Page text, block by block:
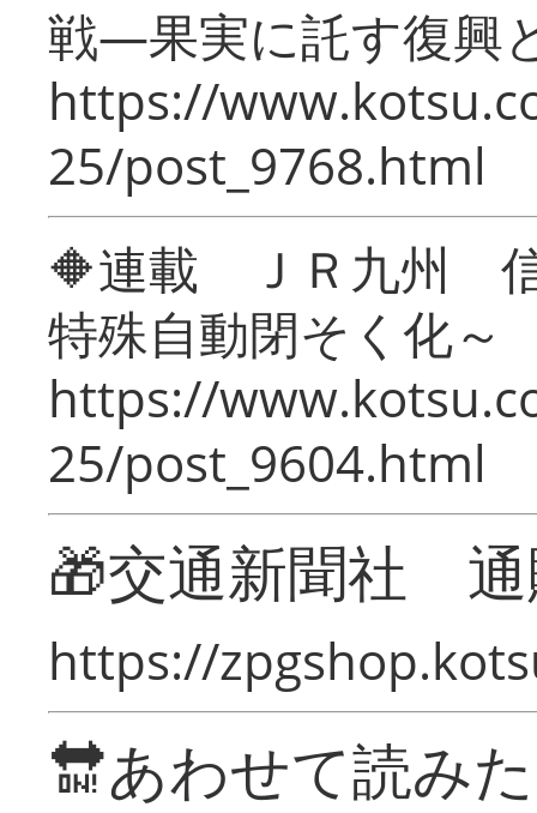
戦―果実に託す復興
https://
25/post_9768.html
🔶連載 ＪＲ九州 信
特殊自動閉そく化～
https://
25/post_9604.html
🎁交通新聞社
https://
🔛あわせて読み